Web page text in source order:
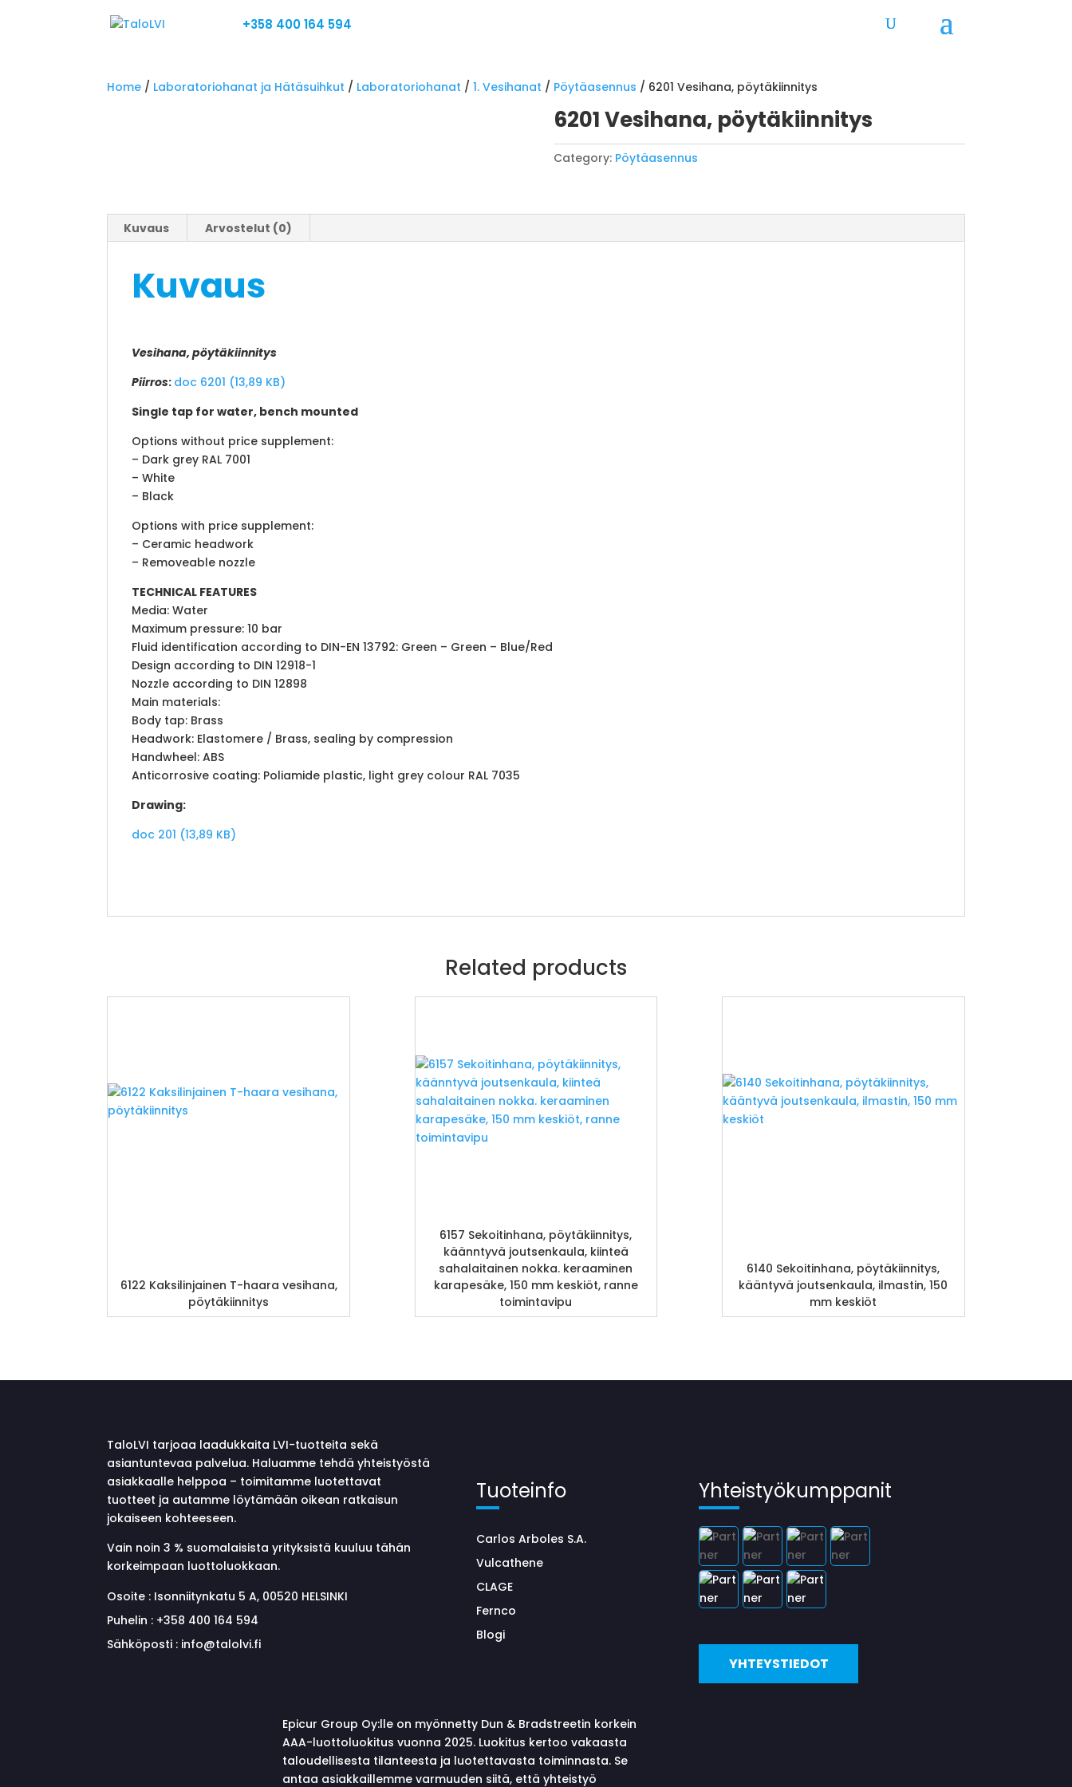
+358 400 164 594
Home / Laboratoriohanat ja Hätäsuihkut / Laboratoriohanat /1. Vesihanat / Pöytäasennus / 6201 Vesihana, pöytäkiinnitys
6201 Vesihana, pöytäkiinnitys
Category: Pöytäasennus
Kuvaus Arvostelut (0)
Kuvaus
Vesihana, pöytäkiinnitys
Piirros: doc 6201 (13,89 KB)
Single tap for water, bench mounted
Options without price supplement:
– Dark grey RAL 7001
– White
– Black
Options with price supplement:
– Ceramic headwork
– Removeable nozzle
TECHNICAL FEATURES
Media: Water
Maximum pressure: 10 bar
Fluid identification according to DIN-EN 13792: Green – Green – Blue/Red
Design according to DIN 12918-1
Nozzle according to DIN 12898
Main materials:
Body tap: Brass
Headwork: Elastomere / Brass, sealing by compression
Handwheel: ABS
Anticorrosive coating: Poliamide plastic, light grey colour RAL 7035
Drawing:
doc 201 (13,89 KB)
Related products
6122 Kaksilinjainen T-haara vesihana,
pöytäkiinnitys
6157 Sekoitinhana, pöytäkiinnitys,
käänntyvä joutsenkaula, kiinteä
sahalaitainen nokka. keraaminen
karapesäke, 150 mm keskiöt, ranne
toimintavipu
6140 Sekoitinhana, pöytäkiinnitys,
kääntyvä joutsenkaula, ilmastin, 150
mm keskiöt
TaloLVI tarjoaa laadukkaita LVI-tuotteita sekä
asiantuntevaa palvelua. Haluamme tehdä yhteistyöstä
asiakkaalle helppoa – toimitamme luotettavat
tuotteet ja autamme löytämään oikean ratkaisun
jokaiseen kohteeseen.
Vain noin 3 % suomalaisista yrityksistä kuuluu tähän
korkeimpaan luottoluokkaan.
Osoite : Isonniitynkatu 5 A, 00520 HELSINKI
Puhelin : +358 400 164 594
Sähköposti : info@talolvi.fi
Tuoteinfo
Carlos Arboles S.A.
Vulcathene
CLAGE
Fernco
Blogi
Yhteistyökumppanit
YHTEYSTIEDOT
Epicur Group Oy:lle on myönnetty Dun & Bradstreetin korkein
AAA-luottoluokitus vuonna 2025. Luokitus kertoo vakaasta
taloudellisesta tilanteesta ja luotettavasta toiminnasta. Se
antaa asiakkaillemme varmuuden siitä, että yhteistyö